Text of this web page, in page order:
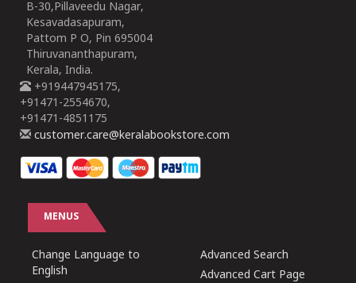
B-30,Pillaveedu Nagar,
Kesavadasapuram,
Pattom P O, Pin 695004
Thiruvananthapuram,
Kerala, India.
+919447945175,
+91471-2554670,
+91471-4851175
customer.care@keralabookstore.com
MENUS
Change Language to
English
Advanced Search
Advanced Cart Page